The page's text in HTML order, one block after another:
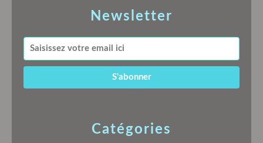
Newsletter
Catégories